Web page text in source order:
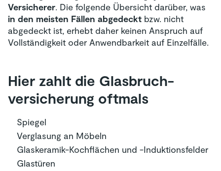
Versicherer. Die folgende Übersicht darüber, was
in den meisten Fällen abgedeckt bzw. nicht
abgedeckt ist, erhebt daher keinen Anspruch auf
Vollständigkeit oder Anwendbarkeit auf Einzelfälle.
Hier zahlt die Glasbruch­
versicherung oftmals
Spiegel
Verglasung an Möbeln
Glaskeramik-Kochflächen und -Induktionsfelder
Glastüren